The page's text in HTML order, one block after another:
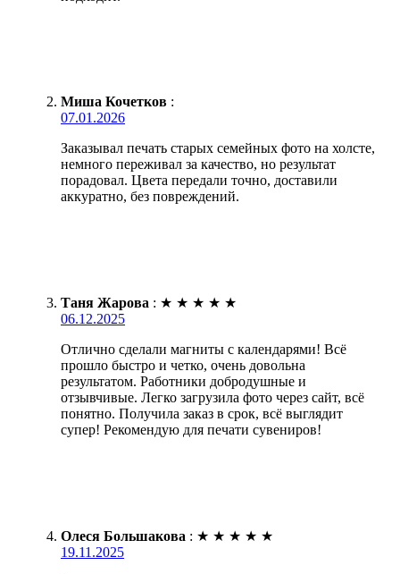
Миша Кочетков :
07.01.2026
Заказывал печать старых семейных фото на холсте,
немного переживал за качество, но результат
порадовал. Цвета передали точно, доставили
аккуратно, без повреждений.
Таня Жарова : ★ ★ ★ ★ ★
06.12.2025
Отлично сделали магниты с календарями! Всё
прошло быстро и четко, очень довольна
результатом. Работники добродушные и
отзывчивые. Легко загрузила фото через сайт, всё
понятно. Получила заказ в срок, всё выглядит
супер! Рекомендую для печати сувениров!
Олеся Большакова : ★ ★ ★ ★ ★
19.11.2025